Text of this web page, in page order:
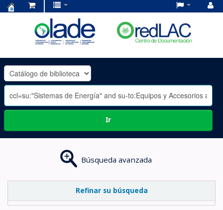
OLADE
-
Ir
Búsqueda avanzada
Refinar su búsqueda